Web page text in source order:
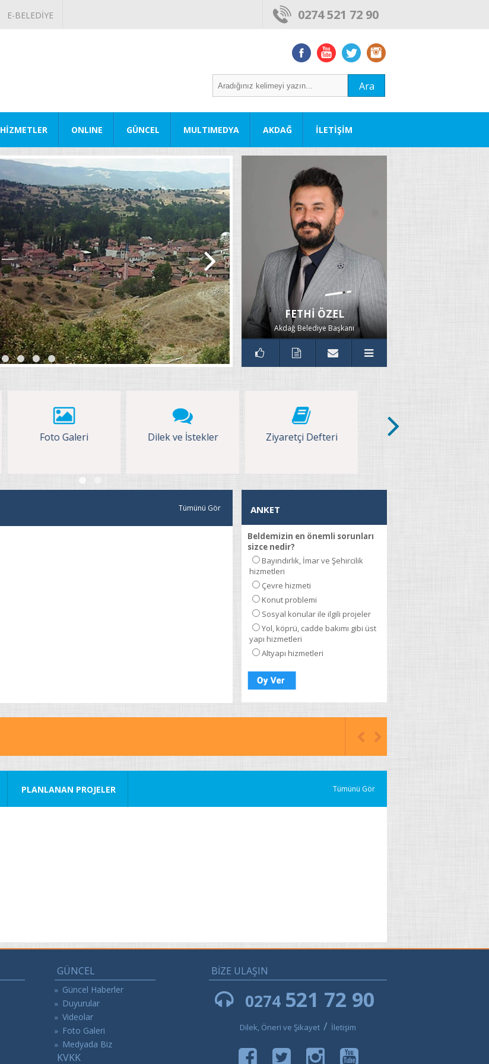
E-BELEDİYE 0274 521 72 90
Ara
HİZMETLER ONLINE GÜNCEL MULTIMEDYA AKDAĞ İLETİŞİM
FETHİ ÖZEL
Akdağ Belediye Başkanı
Dilek ve İstekler Ziyaretçi Defteri
Tümünü Gör ANKET
Beldemizin en önemli sorunları
sizce nedir?
Bayındırlık, İmar ve Şehircilik
hizmetleri
Çevre hizmeti
Konut problemi
Sosyal konular ile ilgili projeler
Yol, köprü, cadde bakımı gibi üst
yapı hizmetleri
Altyapı hizmetleri
PLANLANAN PROJELER Tümünü Gör
GÜNCEL
» Güncel Haberler
» Duyurular
» Videolar
» Foto Galeri
» Medyada Biz
KVKK
BİZE ULAŞIN
0274 521 72 90
Dilek, Öneri ve Şikayet / İletişim